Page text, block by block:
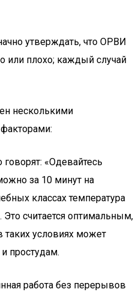
утверждать, что ОРВИ
или плохо; каждый случай
несколькими
говорят: «Одевайтесь
за 10 минут на
классах температура
считается оптимальным,
таких условиях может
простудам.
работа без перерывов